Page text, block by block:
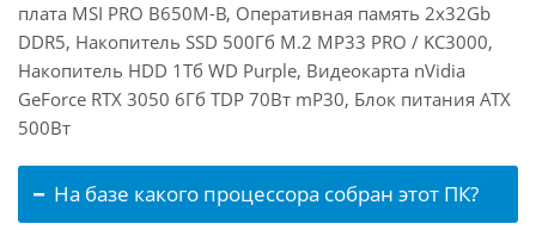
плата MSI PRO B650M-B, Оперативная память 2x32Gb
DDR5, Накопитель SSD 500Гб M.2 MP33 PRO / KC3000,
Накопитель HDD 1Тб WD Purple, Видеокарта nVidia
GeForce RTX 3050 6Гб TDP 70Вт mP30, Блок питания ATX
500Вт
На базе какого процессора собран этот ПК?